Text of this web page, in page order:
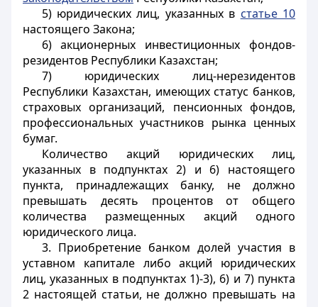
5) юридических лиц, указанных в статье 10
настоящего Закона;
6) акционерных инвестиционных фондов-
резидентов Республики Казахстан;
7) юридических лиц-нерезидентов
Республики Казахстан, имеющих статус банков,
страховых организаций, пенсионных фондов,
профессиональных участников рынка ценных
бумаг.
Количество акций юридических лиц,
указанных в подпунктах 2) и 6) настоящего
пункта, принадлежащих банку, не должно
превышать десять процентов от общего
количества размещенных акций одного
юридического лица.
3. Приобретение банком долей участия в
уставном капитале либо акций юридических
лиц, указанных в подпунктах 1)-3), 6) и 7) пункта
2 настоящей статьи, не должно превышать на